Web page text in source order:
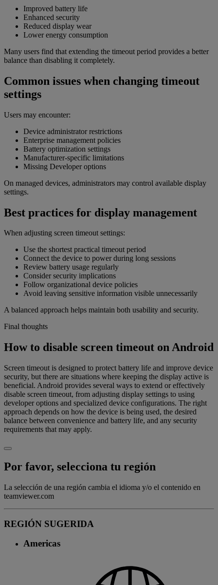
Improved battery life
Enhanced security
Reduced display wear
Lower energy consumption
Many users find that extending the timeout period provides a better
balance than disabling it completely.
Common issues when changing timeout
settings
Users may encounter:
Device administrator restrictions
Enterprise management policies
Battery optimization settings
Manufacturer-specific limitations
Missing Developer options
On managed devices, administrators may control available display
settings.
Best practices for display management
When adjusting screen timeout settings:
Use the shortest practical timeout period
Connect the device to power during long sessions
Review battery usage regularly
Consider security implications
Follow organizational device policies
Avoid leaving sensitive information visible unnecessarily
A balanced approach helps maintain both usability and security.
Final thoughts
How to disable screen timeout on Android
Screen timeout is designed to protect battery life and improve device
security, but there are situations where keeping the display active is
beneficial. Android provides several ways to extend or effectively
disable screen timeout, from adjusting display settings to using
developer options and specialized device configurations. The right
approach depends on how the device is being used, the desired
balance between convenience and battery life, and any security
requirements that may apply.
Por favor, selecciona tu región
La selección de una región cambia el idioma y/o el contenido en
teamviewer.com
REGIÓN SUGERIDA
Americas